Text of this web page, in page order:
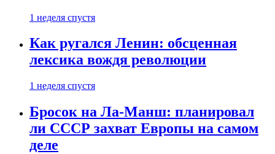
1 неделя спустя
Как ругался Ленин: обсценная
лексика вождя революции
1 неделя спустя
Бросок на Ла-Манш: планировал
ли СССР захват Европы на самом
деле